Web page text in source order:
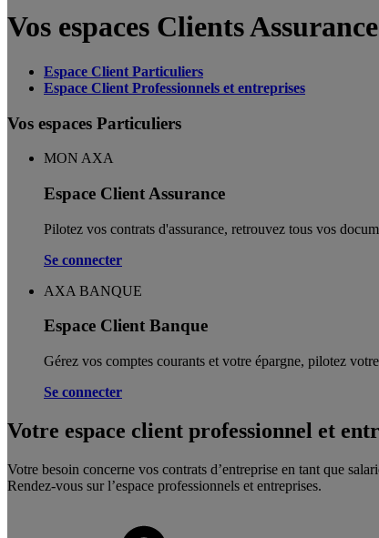
Vos espaces Clients
Espace Client Particuliers
Espace Client Professionnels et entreprises
Vos espaces Particuliers
MON AXA
Espace Client Assurance
Pilotez vos contrats d'assurance, retrouvez tous vos
Se connecter
AXA BANQUE
Espace Client Banque
Gérez vos comptes courants et votre épargne, pilotez
Se connecter
Votre espace client professionnel et
Votre besoin concerne vos contrats d’entreprise en tant que
Rendez-vous sur l’espace professionnels et entreprises.